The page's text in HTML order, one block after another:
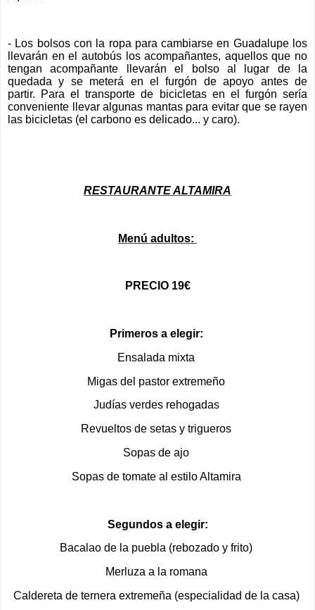
- Los bolsos con la ropa para cambiarse en Guadalupe los
llevarán en el autobús los acompañantes, aquellos que no
tengan acompañante llevarán el bolso al lugar de la
quedada y se meterá en el furgón de apoyo antes de
partir. Para el transporte de bicicletas en el furgón sería
conveniente llevar algunas mantas para evitar que se rayen
las bicicletas (el carbono es delicado... y caro).
RESTAURANTE ALTAMIRA
Menú adultos:
PRECIO 19€
Primeros a elegir:
Ensalada mixta
Migas del pastor extremeño
Judías verdes rehogadas
Revueltos de setas y trigueros
Sopas de ajo
Sopas de tomate al estilo Altamira
Segundos a elegir:
Bacalao de la puebla (rebozado y frito)
Merluza a la romana
Caldereta de ternera extremeña (especialidad de la casa)